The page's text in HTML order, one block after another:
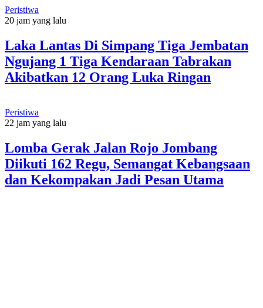
Peristiwa
20 jam yang lalu
Laka Lantas Di Simpang Tiga Jembatan
Ngujang 1 Tiga Kendaraan Tabrakan
Akibatkan 12 Orang Luka Ringan
Peristiwa
22 jam yang lalu
Lomba Gerak Jalan Rojo Jombang
Diikuti 162 Regu, Semangat Kebangsaan
dan Kekompakan Jadi Pesan Utama